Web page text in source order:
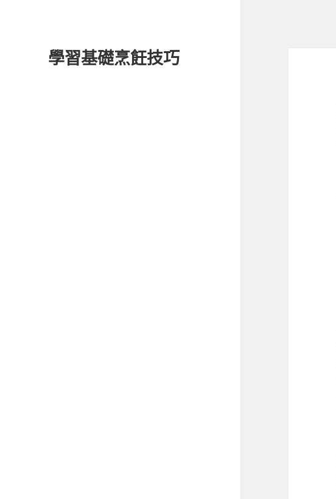
學習基礎烹飪技巧